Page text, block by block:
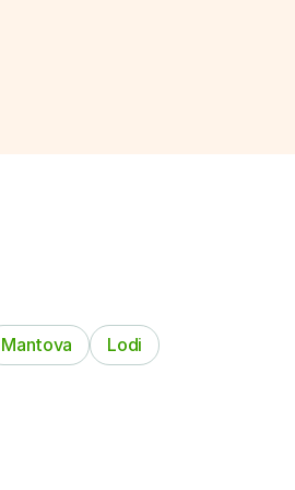
Mantova Lodi